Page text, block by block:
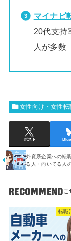
マイナビ
20代支持
人が多数
女性向け・女性転
ポスト
外資系企業への転
る人・向いてる人
RECOMMEND
転職